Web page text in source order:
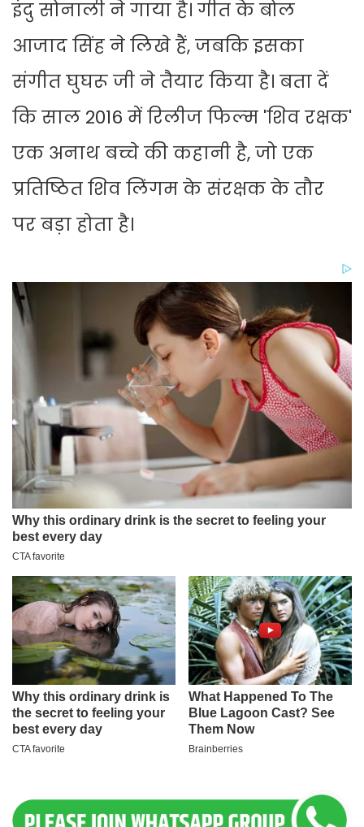
इंदु सोनाली ने गाया है। गीत के बोल
आजाद सिंह ने लिखे हैं, जबकि इसका
संगीत घुघरू जी ने तैयार किया है। बता दें
कि साल 2016 में रिलीज फिल्‍म 'श‍िव रक्षक'
एक अनाथ बच्चे की कहानी है, जो एक
प्रतिष्ठित शिव लिंगम के संरक्षक के तौर
पर बड़ा होता है।